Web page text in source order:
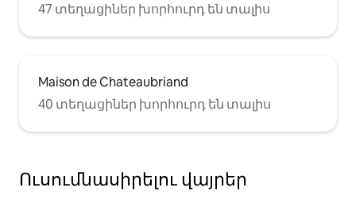
47 տեղացիներ խորհուրդ են տալիս
Maison de Chateaubriand
40 տեղացիներ խորհուրդ են տալիս
Ուսումնասիրելու վայրեր